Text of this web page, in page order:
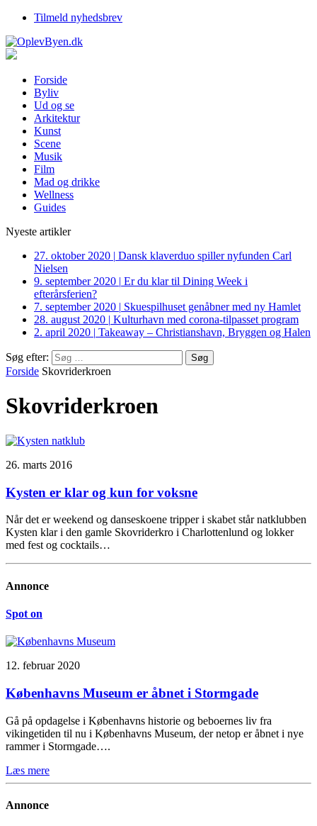
Tilmeld nyhedsbrev
Forside
Byliv
Ud og se
Arkitektur
Kunst
Scene
Musik
Film
Mad og drikke
Wellness
Guides
Nyeste artikler
27. oktober 2020 | Dansk klaverduo spiller nyfunden Carl
Nielsen
9. september 2020 | Er du klar til Dining Week i
efterårsferien?
7. september 2020 | Skuespilhuset genåbner med ny Hamlet
28. august 2020 | Kulturhavn med corona-tilpasset program
2. april 2020 | Takeaway – Christianshavn, Bryggen og Halen
Søg efter:
Forside Skovriderkroen
Skovriderkroen
26. marts 2016
Kysten er klar og kun for voksne
Når det er weekend og danseskoene tripper i skabet står natklubben
Kysten klar i den gamle Skovriderkro i Charlottenlund og lokker
med fest og cocktails…
Annonce
Spot on
12. februar 2020
Københavns Museum er åbnet i Stormgade
Gå på opdagelse i Københavns historie og beboernes liv fra
vikingetiden til nu i Københavns Museum, der netop er åbnet i nye
rammer i Stormgade….
Læs mere
Annonce